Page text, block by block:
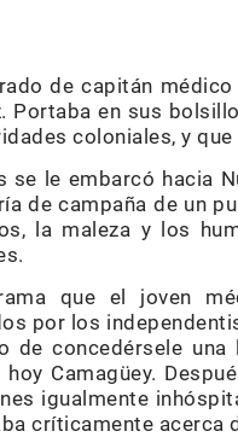
de capitán
Portaba en sus
coloniales, y
se le embarcó hacia
de campaña de un
la maleza y los
que el joven
por los
de concedérsele
hoy Camagüey.
igualmente
críticamente acerca